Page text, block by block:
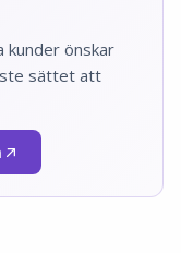
kunder önskar
sättet att